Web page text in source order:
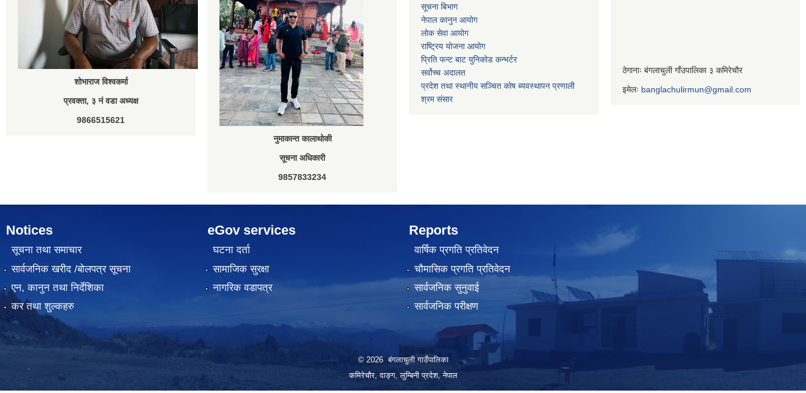
शोभाराज विश्वकर्मा
प्रवक्ता, ३ नं वडा अध्यक्ष
9866515621
नुमाकान्त कालाथोकी
सूचना अधिकारी
9857833234
सूचना बिभाग
नेपाल कानुन आयोग
लोक सेवा आयोग
राष्ट्रिय योजना आयोग
प्रिति फन्ट बाट युनिकोड कन्भर्टर
सर्वोच्च अदालत
प्रदेश तथा स्थानीय सञ्चित कोष ब्यवस्थापन प्रणाली
श्रम संसार
ठेगानाः बंगलाचुली गाँउपालिका ३ कमिरेचौर
इमेलः banglachulirmun@gmail.com
Notices
सूचना तथा समाचार
सार्वजनिक खरीद /बोलपत्र सूचना
एन, कानुन तथा निर्देशिका
कर तथा शुल्कहरु
eGov services
घटना दर्ता
सामाजिक सुरक्षा
नागरिक वडापत्र
Reports
वार्षिक प्रगति प्रतिवेदन
चौमासिक प्रगति प्रतिवेदन
सार्वजनिक सुनुवाई
सार्वजनिक परीक्षण
© 2026 बंगलाचुली गाउँपालिका
कमिरेचौर, दाङ्ग, लुम्बिनी प्रदेश, नेपाल